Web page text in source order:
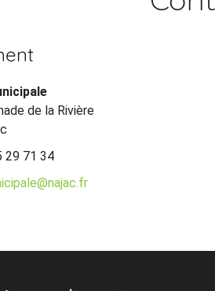
de la Rivière
29 71 34